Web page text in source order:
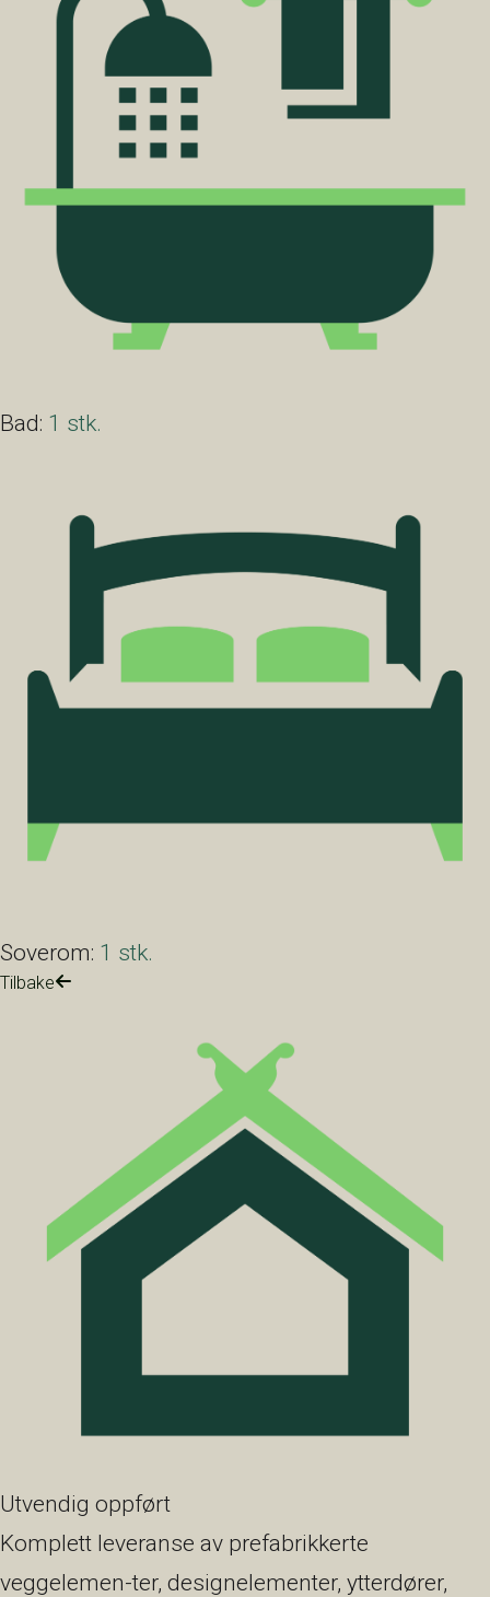
Bad: 1 stk.
Soverom: 1 stk.
Tilbake
Utvendig oppført
Komplett leveranse av prefabrikkerte
veggelemen-ter, designelementer, ytterdører,